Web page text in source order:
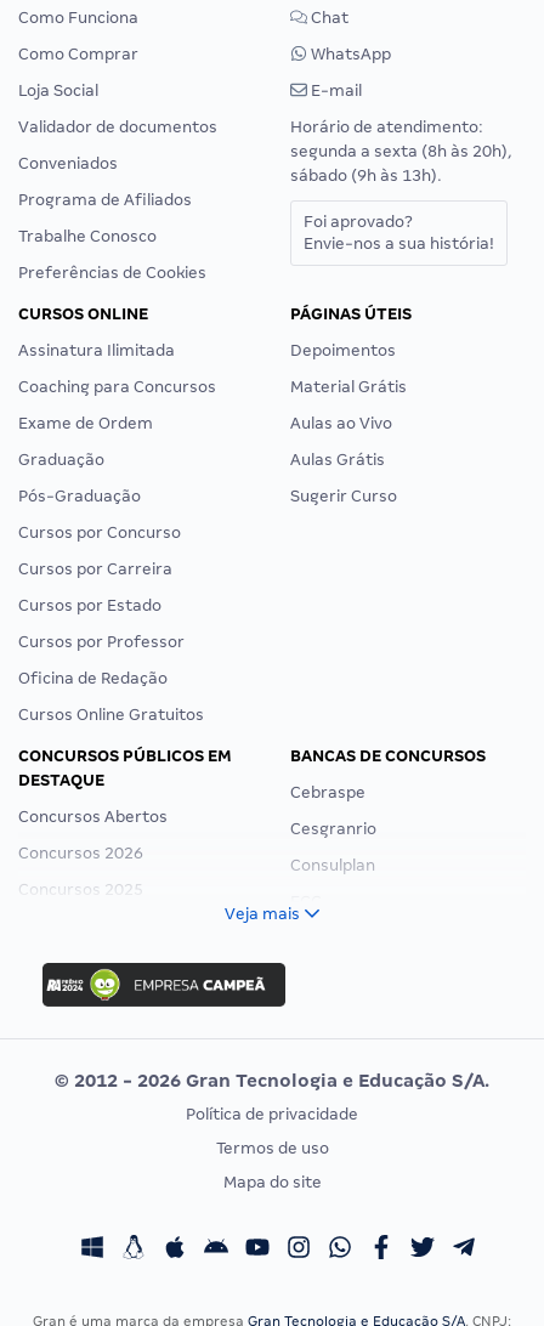
Como Funciona
Como Comprar
Loja Social
Validador de documentos
Conveniados
Programa de Afiliados
Trabalhe Conosco
Preferências de Cookies
Chat
WhatsApp
E-mail
Horário de atendimento:
segunda a sexta (8h às 20h),
sábado (9h às 13h).
Foi aprovado?
Envie-nos a sua história!
CURSOS ONLINE
Assinatura Ilimitada
Coaching para Concursos
Exame de Ordem
Graduação
Pós-Graduação
Cursos por Concurso
Cursos por Carreira
Cursos por Estado
Cursos por Professor
Oficina de Redação
Cursos Online Gratuitos
PÁGINAS ÚTEIS
Depoimentos
Material Grátis
Aulas ao Vivo
Aulas Grátis
Sugerir Curso
CONCURSOS PÚBLICOS EM
DESTAQUE
Concursos Abertos
Concursos 2026
Concursos 2025
Concurso Ibama
Concurso MPU
Editais publicados
BANCAS DE CONCURSOS
Cebraspe
Cesgranrio
Consulplan
Vunesp
CONCURSOS POR PROFISSÃO
Concursos Fiscais
EXAME DE ORDEM
Calendário OAB
Veja mais
© 2012 - 2026 Gran Tecnologia e Educação S/A.
Política de privacidade
Termos de uso
Mapa do site
Gran é uma marca da empresa Gran Tecnologia e Educação S/A, CNPJ: